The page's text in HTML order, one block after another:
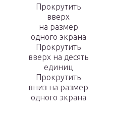
Прокрутить
вверх
на размер
одного экрана
Прокрутить
вверх на десять
единиц
Прокрутить
вниз на размер
одного экрана